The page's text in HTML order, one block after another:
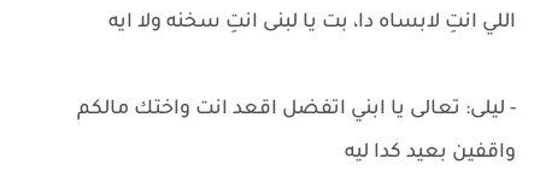
اللي انتِ لابساه دا، بت يا لبنى انتِ سخنه ولا ايه
- ليلى: تعالى يا ابني اتفضل اقعد انت واختك مالكم
واقفين بعيد كدا ليه